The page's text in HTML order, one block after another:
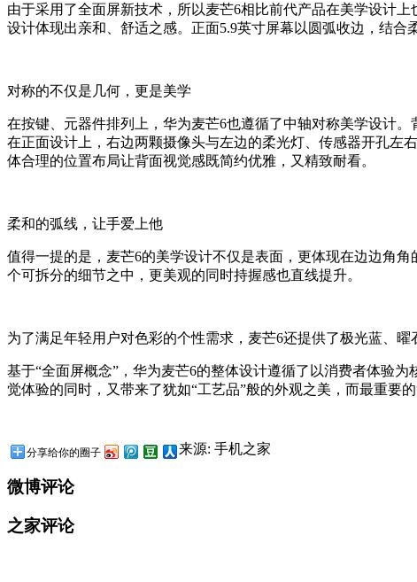
由于采用了全面屏新技术，所以麦芒6相比前代产品在美学设计
设计体现出亲和、舒适之感。正面5.9英寸屏幕以圆弧收边，结合
对称的不仅是几何，更是美学
在按键、元器件排列上，华为麦芒6也遵循了中轴对称美学设计
在正面设计上，右边两颗摄像头与左边的柔光灯、传感器开孔左
体合理的位置布局让背面视觉感既简约优雅，又精致耐看。
柔和的弧线，让手爱上他
值得一提的是，麦芒6的美学设计不仅是表面，更体现在边边角
个可拆分的细节之中，更美观的同时持握感也直线提升。
为了满足年轻用户对色彩的个性需求，麦芒6还提供了极光蓝、
基于“全面屏概念”，华为麦芒6的整体设计遵循了以消费者体验
觉体验的同时，又带来了犹如“工艺品”般的外观之美，而最重要
分享给你的圈子 来源: 手机之家
微博评论
之家评论